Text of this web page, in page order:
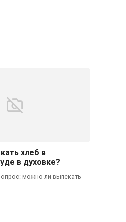
хлеб в
в духовке?
можно ли выпекать